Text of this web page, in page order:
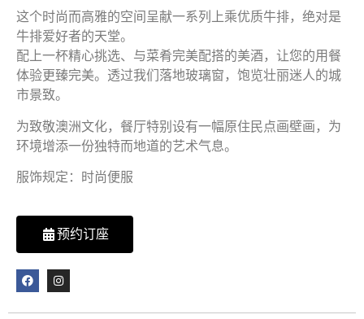
这个时尚而高雅的空间呈献一系列上乘优质牛排，绝对是
牛排爱好者的天堂。
配上一杯精心挑选、与菜肴完美配搭的美酒，让您的用餐
体验更臻完美。透过我们落地玻璃窗，饱览壮丽迷人的城
市景致。
为致敬澳洲文化，餐厅特别设有一幅原住民点画壁画，为
环境增添一份独特而地道的艺术气息。
服饰规定：时尚便服
预约订座